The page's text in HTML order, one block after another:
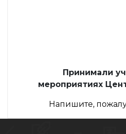
Принимали
мероприятиях
Напишите,